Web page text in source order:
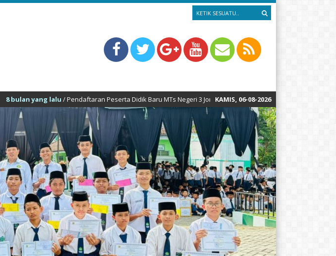
KAMIS, 06-08-2026
Peserta Didik Baru MTs Negeri 3 Jombang PP Bahrul Ulum Tahun Pelajaran 2026-2027 TELAK DIBUKA